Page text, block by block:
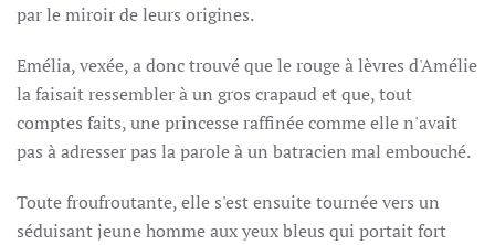
par le miroir de leurs origines.
Emélia, vexée, a donc trouvé que le rouge à lèvres d'Amélie
la faisait ressembler à un gros crapaud et que, tout
comptes faits, une princesse raffinée comme elle n'avait
pas à adresser pas la parole à un batracien mal embouché.
Toute froufroutante, elle s'est ensuite tournée vers un
séduisant jeune homme aux yeux bleus qui portait fort